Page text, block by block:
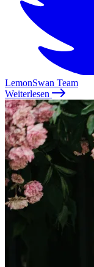
LemonSwan Team
Weiterlesen